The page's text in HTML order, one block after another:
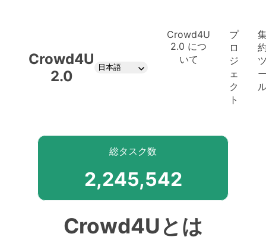
Crowd4U
2.0
日本語
Crowd4U
2.0 につ
いて
プ
ロ
ジ
ェ
ク
ト
総タスク数
2,245,542
Crowd4Uとは